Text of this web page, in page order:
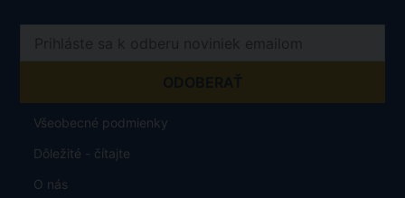
Všeobecné podmienky
Dôležité - čítajte
O nás